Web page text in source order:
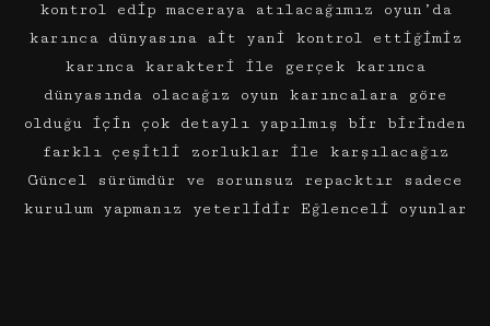
kontrol edip maceraya atılacağımız oyun’da
karınca dünyasına ait yani kontrol ettiğimiz
karınca karakteri ile gerçek karınca
dünyasında olacağız oyun karıncalara göre
olduğu için çok detaylı yapılmış bir birinden
farklı çeşitli zorluklar ile karşılacağız
Güncel sürümdür ve sorunsuz repacktır sadece
kurulum yapmanız yeterlidir Eğlenceli oyunlar